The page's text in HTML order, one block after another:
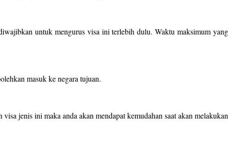
untuk mengurus visa ini terlebih dulu. Waktu maksimum yang
masuk ke negara tujuan.
jenis ini maka anda akan mendapat kemudahan saat akan melakukan